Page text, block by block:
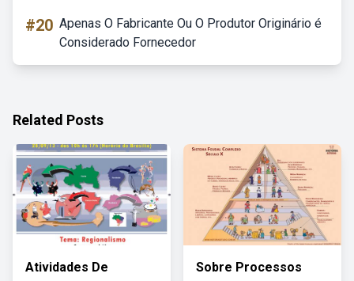
#20 Apenas O Fabricante Ou O Produtor Originário é
Considerado Fornecedor
Related Posts
Atividades De
Sobre Processos